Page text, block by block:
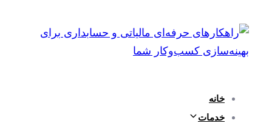
ناوبری
خانه
خدمات